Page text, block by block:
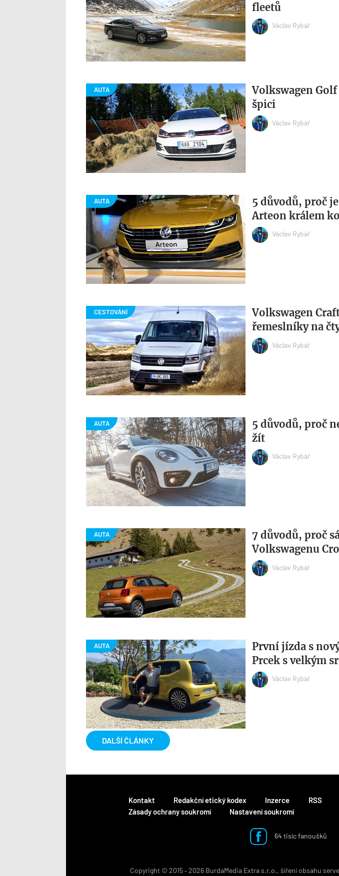
fleetů
Václav Rybář
Volkswagen
špici
Václav Rybář
5 důvodů, proč
Arteon králem
Václav Rybář
Volkswagen
řemeslníky na
Václav Rybář
5 důvodů, proč
žít
Václav Rybář
7 důvodů, proč
Volkswagenu
Václav Rybář
První jízda s
Prcek s velkým
Václav Rybář
DALŠÍ ČLÁNKY
Kontakt Redakční etický kodex Inzerce RSS
Zásady ochrany soukromí
Nastavení soukromí
64 tisíc fanoušků
Copyright © 2015 ‐ 2026 BurdaMedia Extra s.r.o., šíření obsahu